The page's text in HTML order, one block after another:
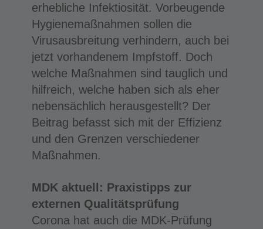
erhebliche Infektiosität. Vorbeugende
Hygienemaßnahmen sollen die
Virusausbreitung verhindern, auch bei
jetzt vorhandenem Impfstoff. Doch
welche Maßnahmen sind tauglich und
hilfreich, welche haben sich als eher
nebensächlich herausgestellt? Der
Beitrag befasst sich mit der Effizienz
und den Grenzen verschiedener
Maßnahmen.
MDK aktuell: Praxistipps zur
externen Qualitätsprüfung
Corona hat auch die MDK-Prüfung